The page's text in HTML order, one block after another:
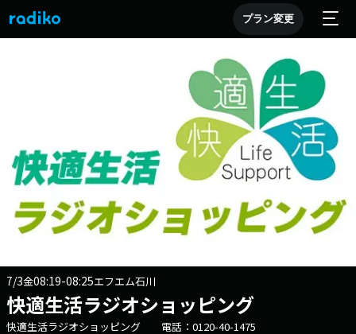
プラン変更
7/3金08:19-08:25エフエム石川
快適生活ラジオショッピング
快適生活ラジオショッピング 電話：0120-40-1475